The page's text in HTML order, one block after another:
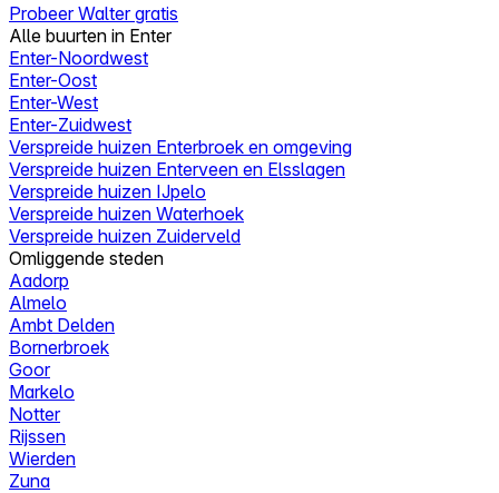
Probeer Walter gratis
Alle buurten in Enter
Enter-Noordwest
Enter-Oost
Enter-West
Enter-Zuidwest
Verspreide huizen Enterbroek en omgeving
Verspreide huizen Enterveen en Elsslagen
Verspreide huizen IJpelo
Verspreide huizen Waterhoek
Verspreide huizen Zuiderveld
Omliggende steden
Aadorp
Almelo
Ambt Delden
Bornerbroek
Goor
Markelo
Notter
Rijssen
Wierden
Zuna